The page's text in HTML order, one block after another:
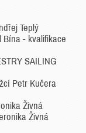
Teplý
Bína - kvalifikace
SAILING
Petr Kučera
Živná
Živná